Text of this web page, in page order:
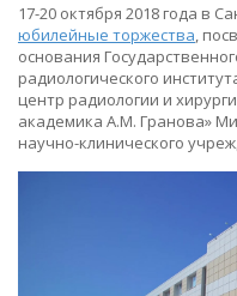
17-20 октября 2018 года в
юбилейные торжества ,
основания
радиологического
центр радиологии и
академика А.М. Гранова»
научно-клинического